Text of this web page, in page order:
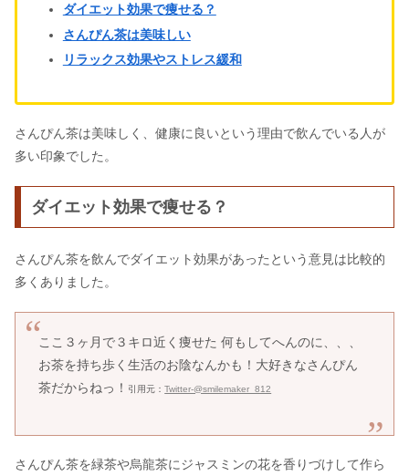
ダイエット効果で痩せる？
さんぴん茶は美味しい
リラックス効果やストレス緩和
さんぴん茶は美味しく、健康に良いという理由で飲んでいる人が
多い印象でした。
ダイエット効果で痩せる？
さんぴん茶を飲んでダイエット効果があったという意見は比較的
多くありました。
ここ３ヶ月で３キロ近く痩せた 何もしてへんのに、、、
お茶を持ち歩く生活のお陰なんかも！大好きなさんぴん
茶だからねっ！
引用元：Twitter-@smilemaker_812
さんぴん茶を緑茶や烏龍茶にジャスミンの花を香りづけして作ら